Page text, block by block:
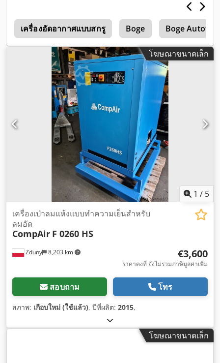
เครื่องอัดอากาศแบบสกรู Boge Boge
โฆษณาขนาดเล็ก
1 / 5
Zduny 8,203 km
เครื่องเป่าลมแห้งแบบทำความเย็นสำหรับ
ลมอัด
CompAir F 0260 HS
€3,600
ราคาคงที่ ยังไม่รวมภาษีมูลค่าเพิ่ม
สอบถาม โทร
สภาพ: เกือบใหม่ (ใช้แล้ว), ปีที่ผลิต: 2015,
โฆษณาขนาดเล็ก